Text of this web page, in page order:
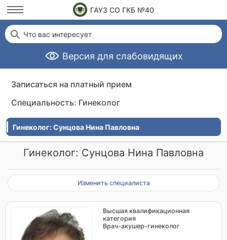
ГАУЗ СО ГКБ №40
Версия для слабовидящих
Что вас интересует
Записаться на платный прием
Специальность: Гинеколог
Гинеколог: Сунцова Нина Павловна
Гинеколог: Сунцова Нина Павловна
Изменить специалиста
Высшая квалификационная
категория
Врач-акушер-гинеколог